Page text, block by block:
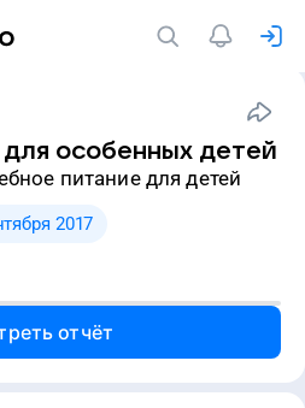
особенных детей
питание для детей
2017
отчёт